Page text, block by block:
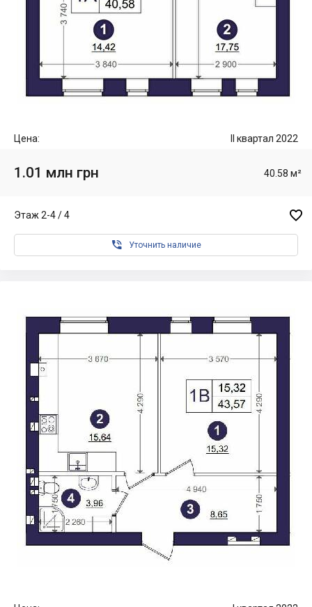
Цена: II квартал 2022
1.01 млн грн 40.58 м²
Этаж 2-4 / 4 
 Уточнить наличие